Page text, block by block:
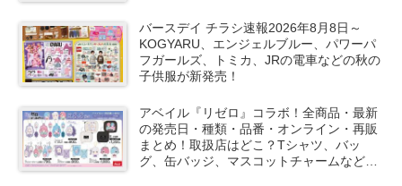
バースデイ チラシ速報2026年8月8日～
KOGYARU、エンジェルブルー、パワーパ
フガールズ、トミカ、JRの電車などの秋の
子供服が新発売！
アベイル『リゼロ』コラボ！全商品・最新
の発売日・種類・品番・オンライン・再販
まとめ！取扱店はどこ？Tシャツ、バッ
グ、缶バッジ、マスコットチャームなどが